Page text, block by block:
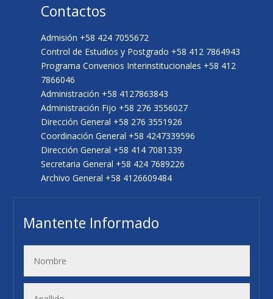
Contactos
Admisión +58 424 7055672
Control de Estudios y Postgrado +58 412 7864943
Programa Convenios Interinstitucionales +58 412
7866046
Administración +58 4127863843
Administración Fijo +58 276 3556027
Dirección General +58 276 3551926
Coordinación General +58 4247339596
Dirección General +58 414 7081339
Secretaria General +58 424 7689226
Archivo General +58 4126609484
Mantente Informado